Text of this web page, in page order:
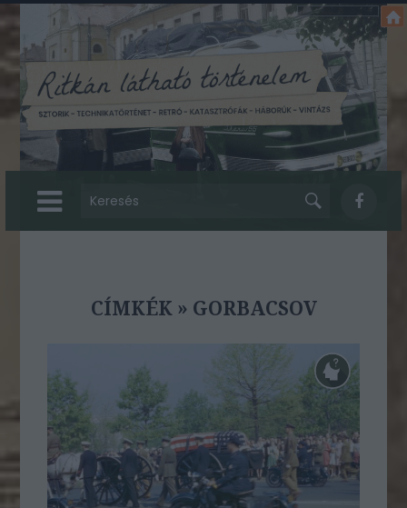
CÍMKÉK» GORBACSOV